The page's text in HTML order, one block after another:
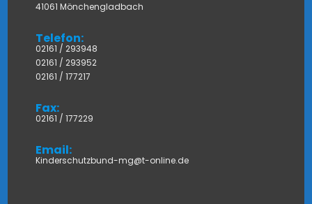
41061 Mönchengladbach
Telefon:
02161 / 293948
02161 / 293952
02161 / 177217
Fax:
02161 / 177229
Email:
Kinderschutzbund-mg@t-online.de